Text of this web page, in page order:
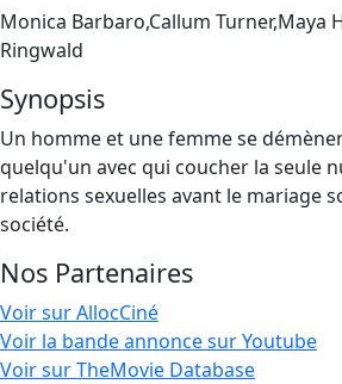
Monica Barbaro,Callum Turner,Maya
Ringwald
Synopsis
Un homme et une femme se
quelqu'un avec qui coucher la seule
relations sexuelles avant le mariage
société.
Nos Partenaires
Voir sur AllocCiné
Voir la bande annonce sur Youtube
Voir sur TheMovie Database